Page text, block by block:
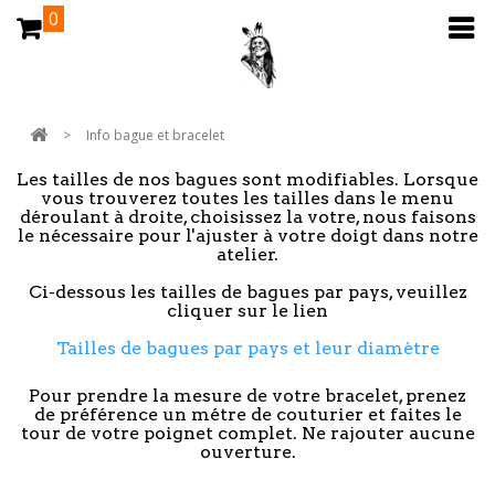
0
> Info bague et bracelet
Les tailles de nos bagues sont modifiables. Lorsque
vous trouverez toutes les tailles dans le menu
déroulant à droite, choisissez la votre, nous faisons
le nécessaire pour l'ajuster à votre doigt dans notre
atelier.
Ci-dessous les tailles de bagues par pays, veuillez
cliquer sur le lien
Tailles de bagues par pays et leur diamètre
Pour prendre la mesure de votre bracelet, prenez
de préférence un métre de couturier et faites le
tour de votre poignet complet. Ne rajouter aucune
ouverture.